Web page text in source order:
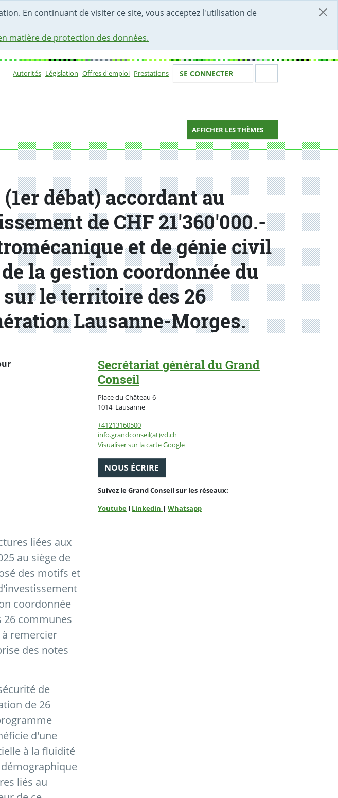
En continuant de visiter ce site, vous acceptez l'utilisation de
matière de protection des données.
Autorités Législation Offres d'emploi Prestations Votre identité
SE CONNECTER
AFFICHER LES THÈMES
débat) accordant au
de CHF 21'360'000.-
et de génie civil
la gestion coordonnée du
le territoire des 26
Lausanne-Morges.
liées aux
au siège de
des motifs et
coordonnée
26 communes
remercier
des notes
de
de 26
d'une
à la fluidité
liés au
Secrétariat général du Grand
Conseil
Place du Château 6
1014 LausanneSuisse
+41213160500
info.grandconseil(at)vd.ch
Visualiser sur la carte Google
NOUS ÉCRIRE
Suivez le Grand Conseil sur les réseaux:
Youtube I Linkedin | Whatsapp